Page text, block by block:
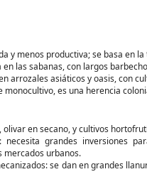
y menos productiva; se basa en
las sabanas, con largos
arrozales asiáticos y oasis, con
es una herencia
en secano, y cultivos
grandes inversiones
mercados urbanos.
se dan en grandes